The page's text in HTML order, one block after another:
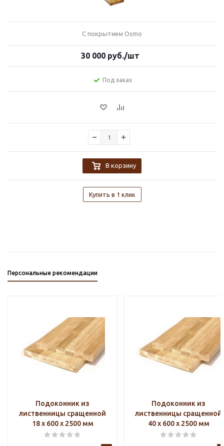
С покрытием Osmo
30 000 руб./шт
Под заказ
В корзину
Купить в 1 клик
Персональные рекомендации
Подоконник из
лиственницы сращенной
18 х 600 х 2500 мм
Подоконник из
лиственницы сращенной
40 х 600 х 2500 мм